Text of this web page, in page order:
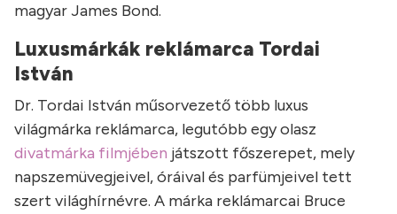
magyar James Bond.
Luxusmárkák reklámarca Tordai
István
Dr. Tordai István műsorvezető több luxus
világmárka reklámarca, legutóbb egy olasz
divatmárka filmjében játszott főszerepet, mely
napszemüvegjeivel, óráival és parfümjeivel tett
szert világhírnévre. A márka reklámarcai Bruce